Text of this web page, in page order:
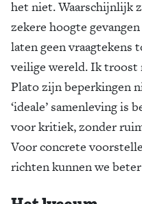
het niet. Waarschijnlijk
zekere hoogte
laten geen vraagtekens
veilige wereld. Ik troost
Plato zijn beperkingen
‘ideale’ samenleving is
voor kritiek, zonder
Voor concrete
richten kunnen we